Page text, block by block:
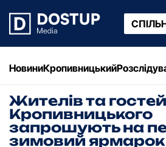
НовиниКропивницький
Жителів та гостей
Крoпивницького
зaпрoшують нa
зимoвий ярмaрoк